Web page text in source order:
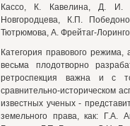
Кассо, К. Кавелина, Д.
Новгородцева, К.П.
Тютрюмова, А. Фрейтаг-
Категория правового
весьма плодотворно
ретроспекция важна и с
сравнительно-историческом
известных ученых -
земельного права, как: Г.А.